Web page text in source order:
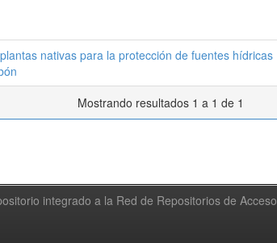
nativas para la protección de fuentes hídricas
Mostrando resultados 1 a 1 de 1
integrado a la Red de Repositorios de